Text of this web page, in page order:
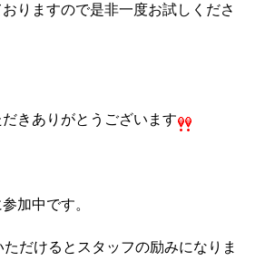
りますので是非一度お試しくださ
きありがとうございます
加中です。
だけるとスタッフの励みになりま